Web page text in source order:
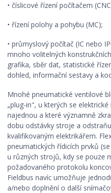
• číslicové řízení počítačem
• řízení polohy a pohybu (MC);
• průmyslový počítač (IC nebo
mnoho volitelných
grafika, sběr dat, statistické
dohled, informační sestavy a
Mnohé pneumatické ventilové
„plug-in", u kterých se
najednou a které významně
dobu odstávky stroje a
kvalifikovaným elektrikářem.
pneumatických řídicích prvků
u různých strojů, kdy se pouze
požadovaného protokolu
Fieldbus navíc umožňuje
a/nebo doplnění o další